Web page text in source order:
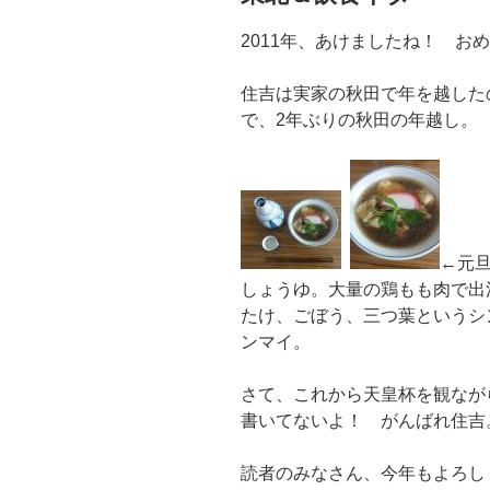
2011年、あけましたね！ おめ
住吉は実家の秋田で年を越し
で、2年ぶりの秋田の年越し。
←元
しょうゆ。大量の鶏もも肉で
たけ、ごぼう、三つ葉という
ンマイ。
さて、これから天皇杯を観な
書いてないよ！ がんばれ住吉
読者のみなさん、今年もよろし